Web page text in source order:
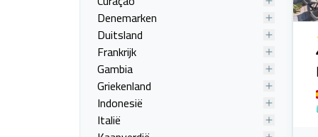
Denemarken
Duitsland
Frankrijk
Gambia
Griekenland
Indonesië
Italië